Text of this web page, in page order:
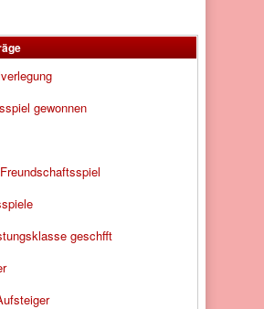
gewonnen
geschfft